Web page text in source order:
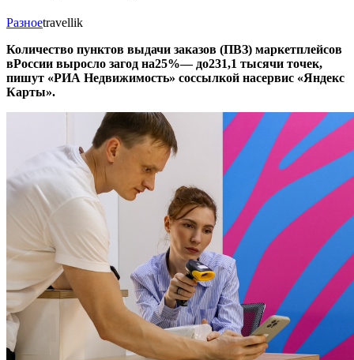
Разноеtravellik
Количество пунктов выдачи заказов (ПВЗ) маркетплейсов
вРоссии выросло загод на25%— до231,1 тысячи точек,
пишут «РИА Недвижимость» соссылкой насервис «Яндекс
Карты».